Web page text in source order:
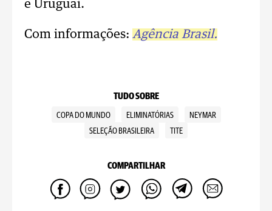
e Uruguai.
Com informações: Agência Brasil.
TUDO SOBRE
COPA DO MUNDO ELIMINATÓRIAS
NEYMAR
SELEÇÃO BRASILEIRA
TITE
COMPARTILHAR